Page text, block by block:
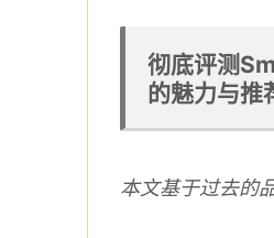
彻底评测
的魅力与推
本文基于过去的